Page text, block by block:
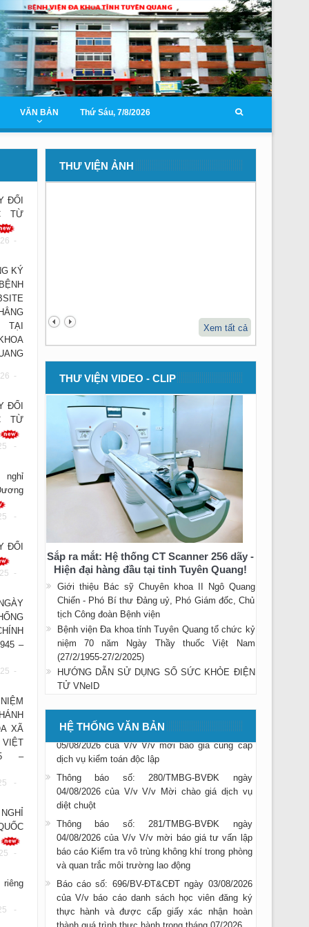
VĂN BẢN Thứ Sáu, 7/8/2026
ĐỔI
TỪ
-
KÝ
TẠI
-
ĐỔI
TỪ
-
-
ĐỔI
-
–
-
XÃ
–
-
-
riêng
-
THƯ VIỆN ẢNH
Xem tất cả
THƯ VIỆN VIDEO - CLIP
Sắp ra mắt: Hệ thống CT Scanner 256 dãy -
Hiện đại hàng đầu tại tỉnh Tuyên Quang!
Giới thiệu Bác sỹ Chuyên khoa II Ngô Quang
Chiến - Phó Bí thư Đảng uỷ, Phó Giám đốc, Chủ
tịch Công đoàn Bệnh viện
Bệnh viện Đa khoa tỉnh Tuyên Quang tổ chức kỷ
niệm 70 năm Ngày Thầy thuốc Việt Nam
(27/2/1955-27/2/2025)
HƯỚNG DẪN SỬ DỤNG SỔ SỨC KHỎE ĐIỆN
TỬ VNeID
HỆ THỐNG VĂN BẢN
Thông báo số: 283/TMBG-BVĐK ngày
05/08/2026 của V/v V/v Mời chào giá mua xe ô
05/08/2026 của V/v V/v mời báo giá cung cấp
dịch vụ kiểm toán độc lập
Thông báo số: 280/TMBG-BVĐK ngày
04/08/2026 của V/v V/v Mời chào giá dịch vụ
diệt chuột
Thông báo số: 281/TMBG-BVĐK ngày
04/08/2026 của V/v V/v mời báo giá tư vấn lập
báo cáo Kiểm tra vô trùng không khí trong phòng
và quan trắc môi trường lao động
Báo cáo số: 696/BV-ĐT&CĐT ngày 03/08/2026
của V/v báo cáo danh sách học viên đăng ký
thực hành và được cấp giấy xác nhận hoàn
thành quá trình thực hành trong tháng 07/2026